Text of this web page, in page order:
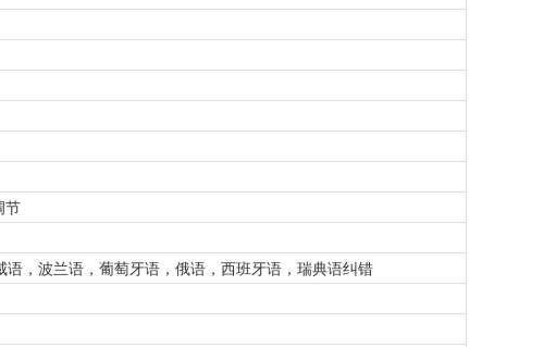
节
，波兰语，葡萄牙语，俄语，西班牙语，瑞典语纠错